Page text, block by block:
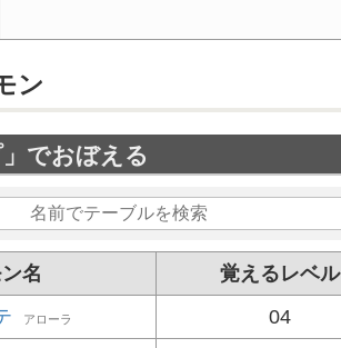
ン
でおぼえる
名
覚えるレベル
アローラ
04